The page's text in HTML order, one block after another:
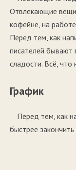
Отвлекающие вещи
кофейне, на
Перед тем, как
писателей бывают
сладости. Всё, что
График
Перед тем, как
быстрее